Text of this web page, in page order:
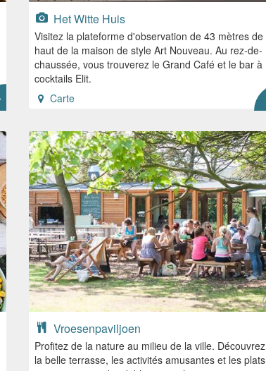
Het Witte Huis
Visitez la plateforme d'observation de 43 mètres de
haut de la maison de style Art Nouveau. Au rez-de-
chaussée, vous trouverez le Grand Café et le bar à
cocktails Elit.
Carte
Vroesenpaviljoen
Profitez de la nature au milieu de la ville. Découvrez
la belle terrasse, les activités amusantes et les plats